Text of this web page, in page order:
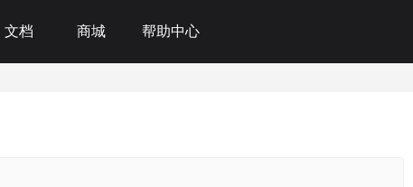
文档 商城 帮助中心